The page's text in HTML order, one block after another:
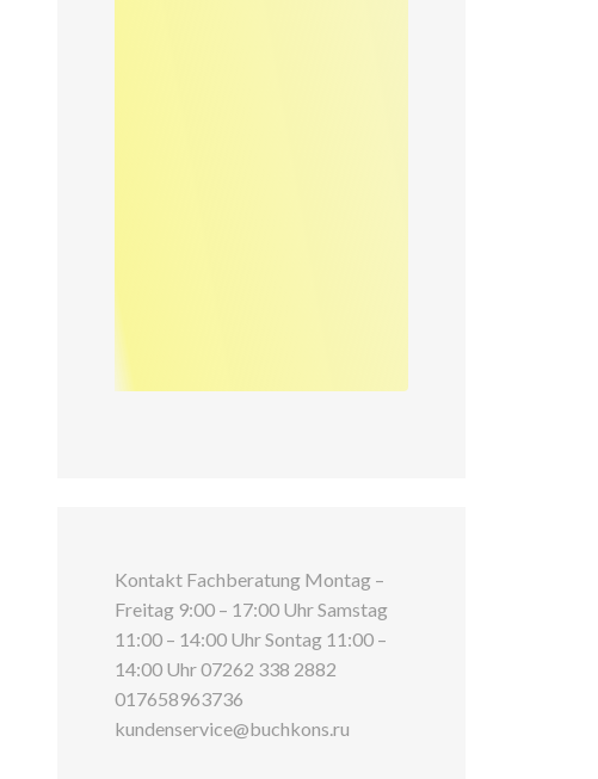
Kontakt Fachberatung Montag –
Freitag 9:00 – 17:00 Uhr Samstag
11:00 – 14:00 Uhr Sontag 11:00 –
14:00 Uhr 07262 338 2882
017658963736
kundenservice@buchkons.ru